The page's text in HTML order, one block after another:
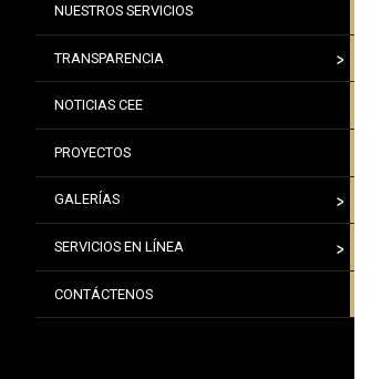
NUESTROS SERVICIOS
TRANSPARENCIA
NOTICIAS CEE
PROYECTOS
GALERÍAS
SERVICIOS EN LÍNEA
CONTÁCTENOS